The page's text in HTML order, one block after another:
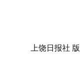
上饶日报社